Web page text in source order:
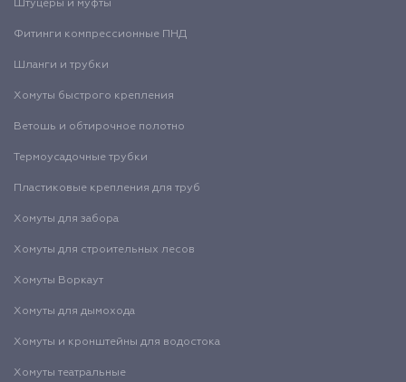
Штуцеры и муфты
Фитинги компрессионные ПНД
Шланги и трубки
Хомуты быстрого крепления
Ветошь и обтирочное полотно
Термоусадочные трубки
Пластиковые крепления для труб
Хомуты для забора
Хомуты для строительных лесов
Хомуты Воркаут
Хомуты для дымохода
Хомуты и кронштейны для водостока
Хомуты театральные